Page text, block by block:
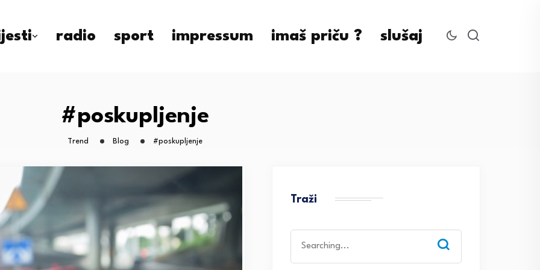
radio sport impressum imaš priču ? slušaj
#poskupljenje
Trend Blog #poskupljenje
Traži
for: